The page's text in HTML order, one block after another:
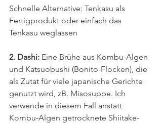
Schnelle Alternative: Tenkasu als
Fertigprodukt oder einfach das
Tenkasu weglassen
2. Dashi: Eine Brühe aus Kombu-Algen
und Katsuobushi (Bonito-Flocken), die
als Zutat für viele japanische Gerichte
genutzt wird, zB. Misosuppe. Ich
verwende in diesem Fall anstatt
Kombu-Algen getrocknete Shiitake-